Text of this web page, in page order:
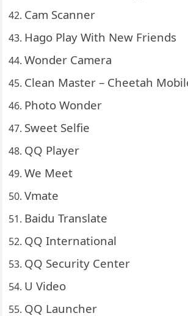
Cam Scanner
Hago Play With New Friends
Wonder Camera
Clean Master – Cheetah
Photo Wonder
Sweet Selfie
QQ Player
We Meet
Vmate
Baidu Translate
QQ International
QQ Security Center
U Video
QQ Launcher